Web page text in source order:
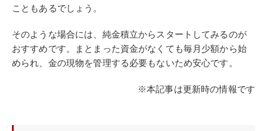
こともあるでしょう。
そのような場合には、純金積立からスタートしてみるのが
おすすめです。まとまった資金がなくても毎月少額から始
められ、金の現物を管理する必要もないため安心です。
※本記事は更新時の情報です